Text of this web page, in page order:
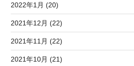
2022年1月 (20)
2021年12月 (22)
2021年11月 (22)
2021年10月 (21)